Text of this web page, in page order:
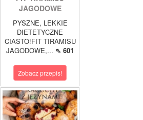
JAGODOWE
PYSZNE, LEKKIE
DIETETYCZNE
CIASTO!FIT TIRAMISU
JAGODOWE,... ⇖ 601
Zobacz przepis!